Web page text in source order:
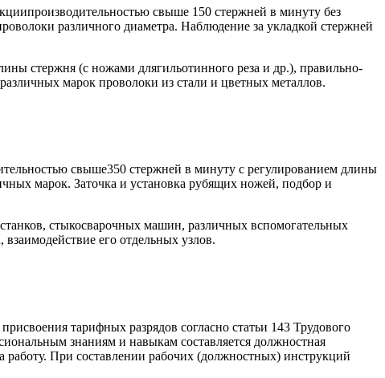
свыше 150 стержней в минуту без
различного диаметра. Наблюдение за укладкой стержней
стержня (с ножами длягильотинного реза и др.), правильно-
марок проволоки из стали и цветных металлов.
свыше350 стержней в минуту с регулированием длины
марок. Заточка и установка рубящих ножей, подбор и
стыкосварочных машин, различных вспомогательных
его отдельных узлов.
тарифных разрядов согласно статьи 143 Трудового
знаниям и навыкам составляется должностная
При составлении рабочих (должностных) инструкций